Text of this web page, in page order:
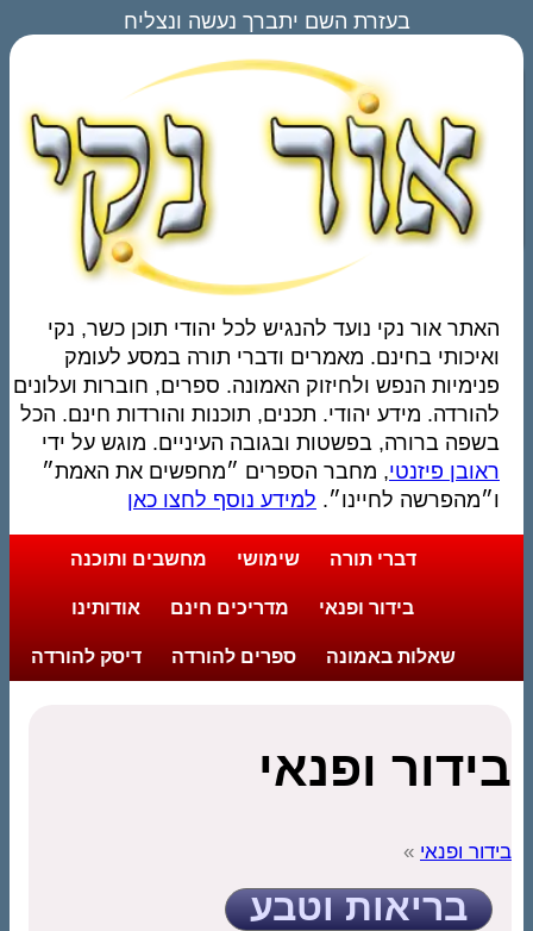
בעזרת השם יתברך נעשה ונצליח
האתר אור נקי נועד להנגיש לכל יהודי תוכן כשר, נקי
ואיכותי בחינם. מאמרים ודברי תורה במסע לעומק
פנימיות הנפש ולחיזוק האמונה. ספרים, חוברות ועלונים
להורדה. מידע יהודי. תכנים, תוכנות והורדות חינם. הכל
בשפה ברורה, בפשטות ובגובה העיניים. מוגש על ידי
ראובן פיזנטי, מחבר הספרים ״מחפשים את האמת״
ו״מהפרשה לחיינו״. למידע נוסף לחצו כאן
דברי תורה שימושי מחשבים ותוכנה
בידור ופנאי מדריכים חינם אודותינו
שאלות באמונה ספרים להורדה דיסק להורדה
בידור ופנאי
בידור ופנאי »
בריאות וטבע